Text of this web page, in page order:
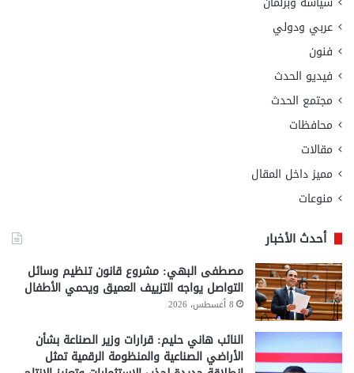
عربي ودولي
فنون
فيديو الحدث
مجتمع الحدث
محافظات
مقالات
مميز داخل المقال
منوعات
أحدث الأخبار
مصطفى البهي: مشروع قانون تنظيم وسائل
التواصل يواجه التزييف العميق ويحمي الأطفال
8 أغسطس، 2026
النائب هاني حليم: قرارات وزير الصناعة بشأن
الأراضي الصناعية والمنظومة الرقمية تمثل